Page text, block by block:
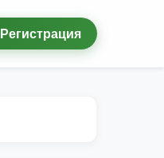
Регистрация